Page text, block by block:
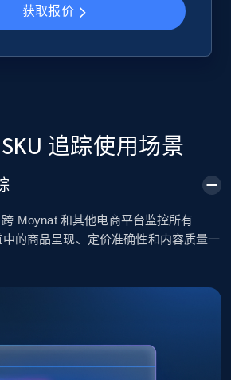
200+ 立即开始
- collects products from
count, Images, Variations, and
200+ 立即开始
获取报价
追踪使用场景
Moynat 和其他电商平台监控所有
的商品呈现、定价准确性和内容质量一